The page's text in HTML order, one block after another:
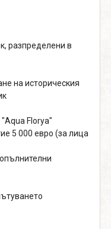
разпределени в
на историческия
Florya"
5 000 евро (за лица